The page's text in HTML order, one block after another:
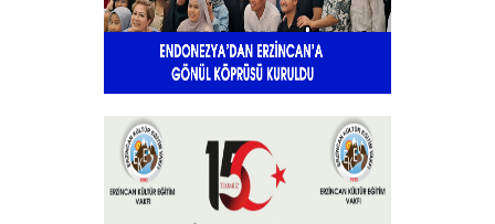
Endonezya’dan Erzincan’a gönül
köprüsü
+